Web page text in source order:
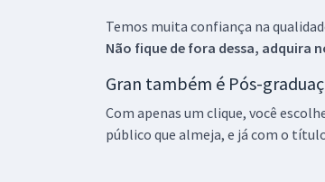
Temos muita confiança na
Não fique de fora dessa, adquira
Gran também é Pós-
Com apenas um clique, você
público que almeja, e já com o